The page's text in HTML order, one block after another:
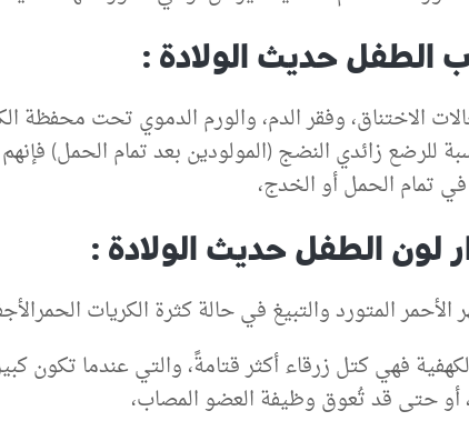
حديث الولادة :
الاختناق، وفقر الدم، والورم الدموي تحت محفظة
للرضع زائدي النضج (المولودين بعد تمام الحمل)
تمام الحمل أو الخدج،
لون الطفل حديث الولادة :
المتورد والتبيغ في حالة كثرة الكريات
الكهفية فهي كتل زرقاء أكثر قتامةً، والتي عندما